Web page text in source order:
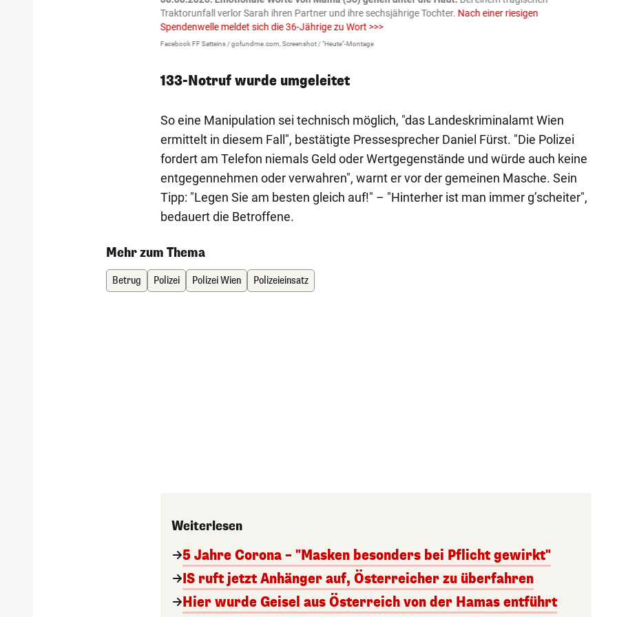
Traktorunfall verlor Sarah ihren Partner und ihre sechsjährige Tochter. Nach einer riesigen
Spendenwelle meldet sich die 36-Jährige zu Wort >>>
Facebook FF Satteins / gofundme.com, Screenshot / "Heute"-Montage
133-Notruf wurde umgeleitet
So eine Manipulation sei technisch möglich, "das Landeskriminalamt Wien
ermittelt in diesem Fall", bestätigte Pressesprecher Daniel Fürst. "Die Polizei
fordert am Telefon niemals Geld oder Wertgegenstände und würde auch keine
entgegennehmen oder verwahren", warnt er vor der gemeinen Masche. Sein
Tipp: "Legen Sie am besten gleich auf!" – "Hinterher ist man immer g’scheiter",
bedauert die Betroffene.
Mehr zum Thema
Betrug Polizei Polizei Wien Polizeieinsatz
Weiterlesen
5 Jahre Corona – "Masken besonders bei Pflicht gewirkt"
IS ruft jetzt Anhänger auf, Österreicher zu überfahren
Hier wurde Geisel aus Österreich von der Hamas entführt